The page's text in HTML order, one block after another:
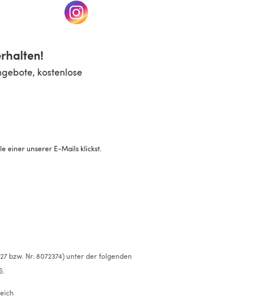
neuen Tab)(öffnet sich in einem neuen Tab)
kostenlose
einer unserer E-Mails klickst.
bzw. Nr. 8072374) unter der folgenden